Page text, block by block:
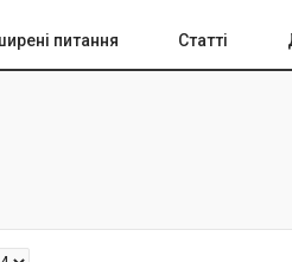
питання Статті